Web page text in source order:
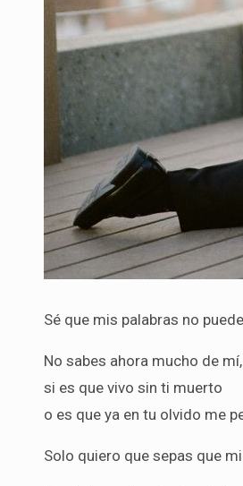
Sé que mis palabras no
No sabes ahora mucho de mí,
si es que vivo sin ti muerto
o es que ya en tu olvido me
Solo quiero que sepas que